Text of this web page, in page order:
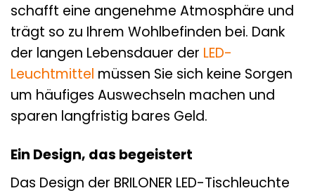
schafft eine angenehme Atmosphäre und
trägt so zu Ihrem Wohlbefinden bei. Dank
der langen Lebensdauer der LED-
Leuchtmittel müssen Sie sich keine Sorgen
um häufiges Auswechseln machen und
sparen langfristig bares Geld.
Ein Design, das begeistert
Das Design der BRILONER LED-Tischleuchte